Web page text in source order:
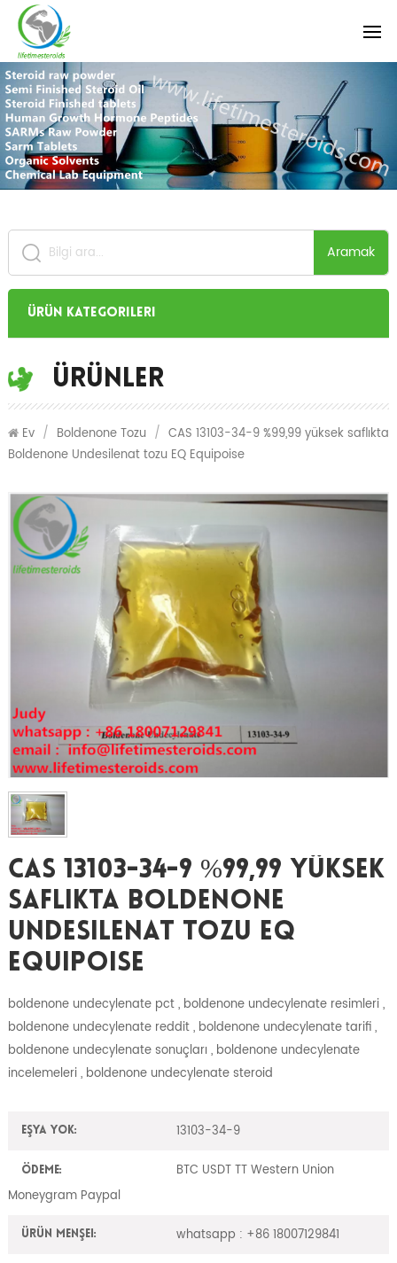
Aramak
Ürün Kategorileri
Ürünler
Ev / Boldenone Tozu / CAS 13103-34-9 %99,99 yüksek saflıkta
Boldenone Undesilenat tozu EQ Equipoise
CAS 13103-34-9 %99,99 Yüksek
Saflıkta Boldenone
Undesilenat Tozu EQ
Equipoise
boldenone undecylenate pct , boldenone undecylenate resimleri ,
boldenone undecylenate reddit , boldenone undecylenate tarifi ,
boldenone undecylenate sonuçları , boldenone undecylenate
incelemeleri , boldenone undecylenate steroid
Eşya yok: 13103-34-9
Ödeme:
BTC USDT TT Western Union
Moneygram Paypal
Ürün Menşei: whatsapp : +86 18007129841